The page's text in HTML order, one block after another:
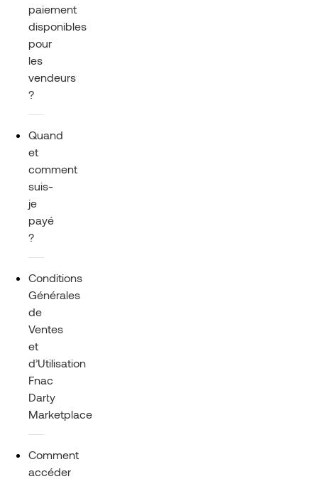
paiement
disponibles
pour
les
vendeurs
?
Quand
et
comment
suis-
je
payé
?
Conditions
Générales
de
Ventes
et
d’Utilisation
Fnac
Darty
Marketplace
Comment
accéder